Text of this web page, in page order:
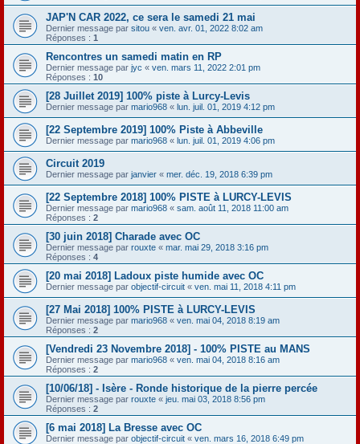
JAP'N CAR 2022, ce sera le samedi 21 mai
Dernier message par sitou « ven. avr. 01, 2022 8:02 am
Réponses : 1
Rencontres un samedi matin en RP
Dernier message par jyc « ven. mars 11, 2022 2:01 pm
Réponses : 10
[28 Juillet 2019] 100% piste à Lurcy-Levis
Dernier message par mario968 « lun. juil. 01, 2019 4:12 pm
[22 Septembre 2019] 100% Piste à Abbeville
Dernier message par mario968 « lun. juil. 01, 2019 4:06 pm
Circuit 2019
Dernier message par janvier « mer. déc. 19, 2018 6:39 pm
[22 Septembre 2018] 100% PISTE à LURCY-LEVIS
Dernier message par mario968 « sam. août 11, 2018 11:00 am
Réponses : 2
[30 juin 2018] Charade avec OC
Dernier message par rouxte « mar. mai 29, 2018 3:16 pm
Réponses : 4
[20 mai 2018] Ladoux piste humide avec OC
Dernier message par objectif-circuit « ven. mai 11, 2018 4:11 pm
[27 Mai 2018] 100% PISTE à LURCY-LEVIS
Dernier message par mario968 « ven. mai 04, 2018 8:19 am
Réponses : 2
[Vendredi 23 Novembre 2018] - 100% PISTE au MANS
Dernier message par mario968 « ven. mai 04, 2018 8:16 am
Réponses : 2
[10/06/18] - Isère - Ronde historique de la pierre percée
Dernier message par rouxte « jeu. mai 03, 2018 8:56 pm
Réponses : 2
[6 mai 2018] La Bresse avec OC
Dernier message par objectif-circuit « ven. mars 16, 2018 6:49 pm